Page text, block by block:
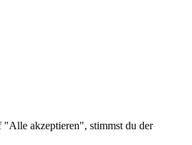
"Alle akzeptieren", stimmst du der